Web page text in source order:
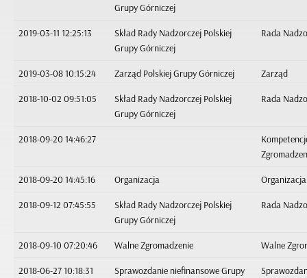
Grupy Górniczej
2019-03-11 12:25:13
Skład Rady Nadzorczej Polskiej
Grupy Górniczej
Rada
2019-03-08 10:15:24 Zarząd Polskiej Grupy Górniczej Zarząd
2018-10-02 09:51:05
Skład Rady Nadzorczej Polskiej
Grupy Górniczej
Rada
2018-09-20 14:46:27
2018-09-20 14:45:16 Organizacja Organizacja
2018-09-12 07:45:55
Skład Rady Nadzorczej Polskiej
Grupy Górniczej
Rada
2018-09-10 07:20:46 Walne Zgromadzenie Walne
2018-06-27 10:18:31
Sprawozdanie niefinansowe Grupy